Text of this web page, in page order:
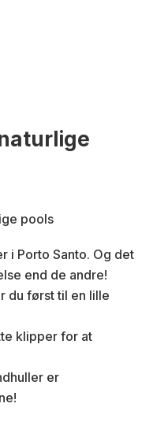
i Porto Santo. Og det
end de andre!
du først til en lille
klipper for at
er